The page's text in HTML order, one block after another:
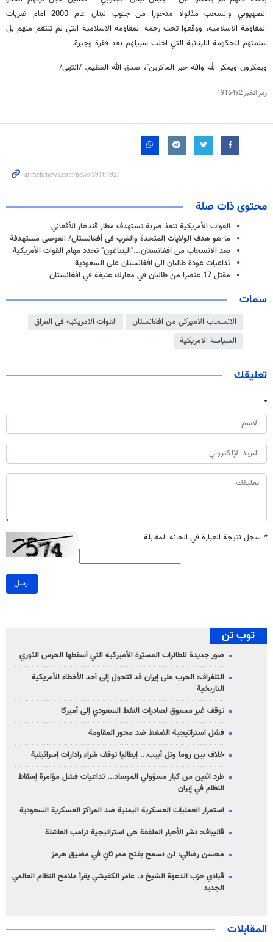
الصهيوني وانسحب مذلولا مدحورا من جنوب لبنان عام 2000 امام ضربات
المقاومة الاسلامية، ووقعوا تحت رحمة المقاومة الاسلامية التي لم تنتقم منهم بل
سلمتهم للحكومة اللبنانية التي اخلت سبيلهم بعد فقرة وجيزة.
ويمكرون ويمكر الله والله خير الماكرين"، صدق الله العظيم. /انتهى/
رمز الخبر1916492
محتوى ذات صلة
القوات الأمريكية تنفذ ضربة تستهدف مطار قندهار الأفغاني
ما هو هدف الولايات المتحدة والغرب في أفغانستان/ الفوضى مستهدفة
بعد الانسحاب من افغانستان..."البنتاغون" تحدد مهام القوات الأمريكية
تداعيات عودة طالبان الى افغانستان على السعودية
مقتل 17 عنصرا من طالبان في معارك عنيفة في افغانستان
سمات
الانسحاب الاميركي من افغانستان
القوات الامريكية في العراق
السياسة الامريكية
تعليقك
* سجل نتيجة العبارة في الخانة المقابلة
ارسل
توب تن
صور جديدة للطائرات المسيّرة الأميركية التي أسقطها الحرس الثوري
التلغراف: الحرب على إيران قد تتحول إلى أحد الأخطاء الأمريكية
التاريخية
توقف غير مسبوق لصادرات النفط السعودي إلى أميركا
فشل استراتيجية الضغط ضد محور المقاومة
خلاف بين روما وتل أبيب... إيطاليا توقف شراء رادارات إسرائيلية
طرد اثنين من كبار مسؤولي الموساد... تداعيات فشل مؤامرة إسقاط
النظام في إيران
استمرار العمليات العسكرية اليمنية ضد المراكز العسكرية السعودية
قاليباف: نشر الأخبار الملفقة هي استراتيجية ترامب الفاشلة
محسن رضائي: لن نسمح بفتح ممر ثانٍ في مضيق هرمز
قيادي حزب الدعوة الشيخ د. عامر الكفيشي يقرأ ملامح النظام العالمي
الجديد
المقابلات